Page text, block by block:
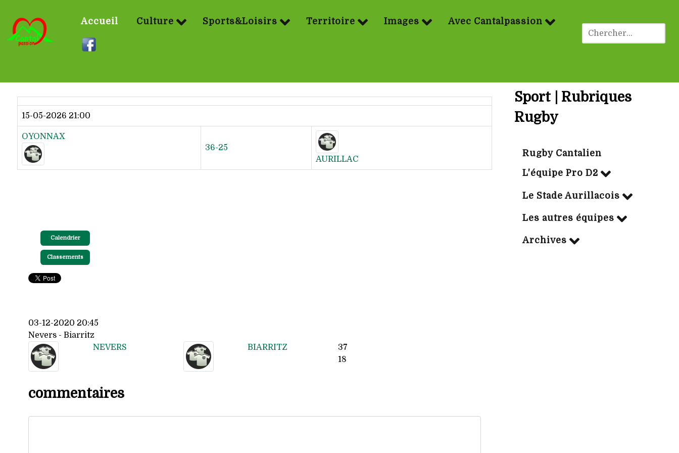
Accueil Culture Sports&Loisirs Territoire Images Avec Cantalpassion
15-05-2026 21:00
OYONNAX
36-25
AURILLAC
Calendrier
Classements
03-12-2020 20:45
Nevers - Biarritz
NEVERS
BIARRITZ
37
18
commentaires
Sport | Rubriques
Rugby
Rugby Cantalien
L'équipe Pro D2
Le Stade Aurillacois
Les autres équipes
Archives